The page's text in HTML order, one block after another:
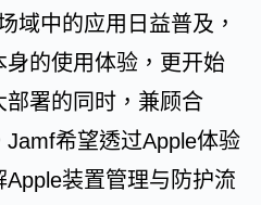
域中的应用日益普及，
的使用体验，更开始
署的同时，兼顾合
希望透过Apple体验
装置管理与防护流